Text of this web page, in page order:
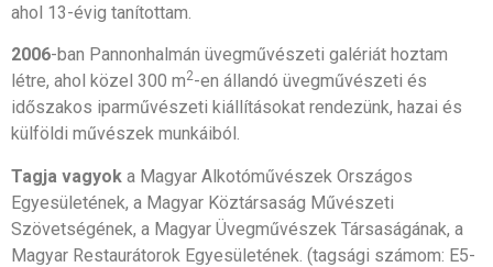
ahol 13-évig tanítottam.
2006-ban Pannonhalmán üvegművészeti galériát hoztam
létre, ahol közel 300 m2-en állandó üvegművészeti és
időszakos iparművészeti kiállításokat rendezünk, hazai és
külföldi művészek munkáiból.
Tagja vagyok a Magyar Alkotóművészek Országos
Egyesületének, a Magyar Köztársaság Művészeti
Szövetségének, a Magyar Üvegművészek Társaságának, a
Magyar Restaurátorok Egyesületének. (tagsági számom: E5-